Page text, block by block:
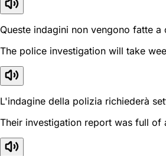
Queste indagini non vengono fatte a
The police investigation will take
L'indagine della polizia richiederà
Their investigation report was full of